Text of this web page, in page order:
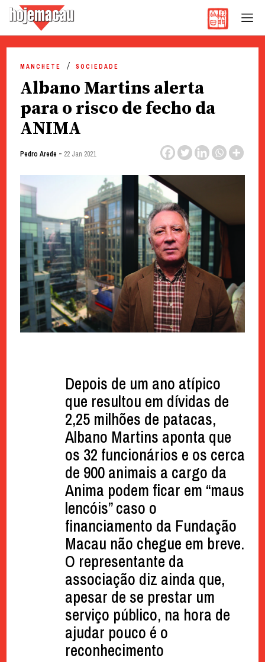
content
MANCHETE SOCIEDADE
Albano Martins alerta
para o risco de fecho da
ANIMA
Pedro Arede - 22 Jan 2021
Depois de um ano atípico
que resultou em dívidas de
2,25 milhões de patacas,
Albano Martins aponta que
os 32 funcionários e os cerca
de 900 animais a cargo da
Anima podem ficar em “maus
lencóis” caso o
financiamento da Fundação
Macau não chegue em breve.
O representante da
associação diz ainda que,
apesar de se prestar um
serviço público, na hora de
ajudar pouco é o
reconhecimento